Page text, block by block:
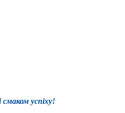
смаком успіху!